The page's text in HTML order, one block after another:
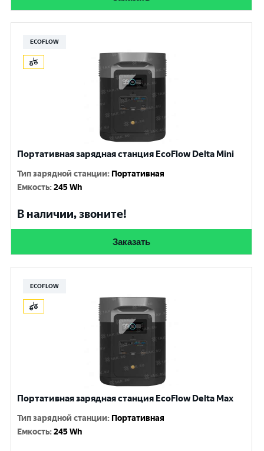
ECOFLOW
Портативная зарядная станция EcoFlow Delta Mini
Тип зарядной станции: Портативная
Емкость:245 Wh
В наличии, звоните!
Заказать
ECOFLOW
Портативная зарядная станция EcoFlow Delta Max
Тип зарядной станции: Портативная
Емкость:245 Wh